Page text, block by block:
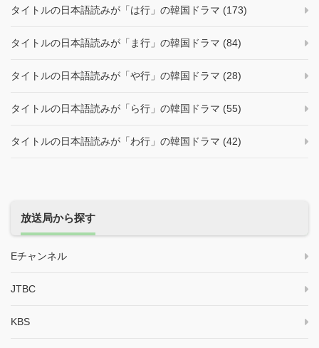
タイトルの日本語読みが「は行」の韓国ドラマ (173)
タイトルの日本語読みが「ま行」の韓国ドラマ (84)
タイトルの日本語読みが「や行」の韓国ドラマ (28)
タイトルの日本語読みが「ら行」の韓国ドラマ (55)
タイトルの日本語読みが「わ行」の韓国ドラマ (42)
放送局から探す
Eチャンネル
JTBC
KBS